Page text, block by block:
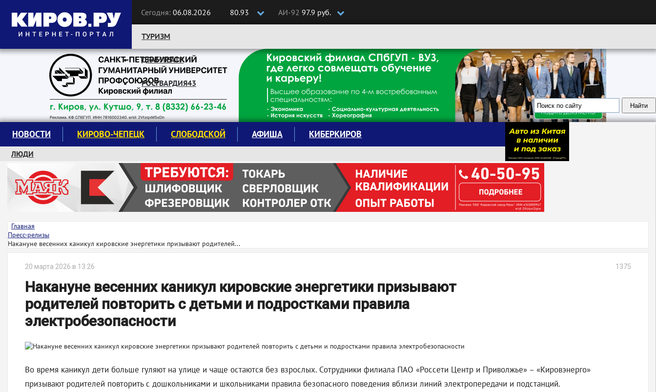
Сегодня: 06.08.2026 80.93 АИ-92 97.9 руб.
Следите за новостями:
ТУРИЗМ
ДРАМТЕАТР
РОСГВАРДИЯ43
НОВОСТИ КИРОВО-ЧЕПЕЦК СЛОБОДСКОЙ АФИША КИБЕРКИРОВ
ЛЮДИ
КРУЖКИ И СЕКЦИИ
ЗАВОДУ "МАЯК" 85 ЛЕТ
ЭКОЛОГИЯ
Главная
Пресс-релизы
Накануне весенних каникул кировские энергетики призывают родителей...
20 марта 2026 в 13:26 1375
Накануне весенних каникул кировские энергетики призывают
родителей повторить с детьми и подростками правила
электробезопасности
Во время каникул дети больше гуляют на улице и чаще остаются без взрослых. Сотрудники филиала ПАО «Россети Центр и Приволжье» – «Кировэнерго»
призывают родителей повторить с дошкольниками и школьниками правила безопасного поведения вблизи линий электропередачи и подстанций.